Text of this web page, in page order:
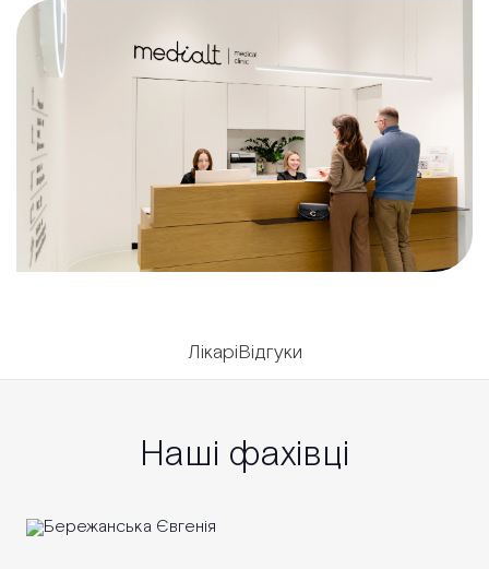
ЛікаріВідгуки
Наші фахівці